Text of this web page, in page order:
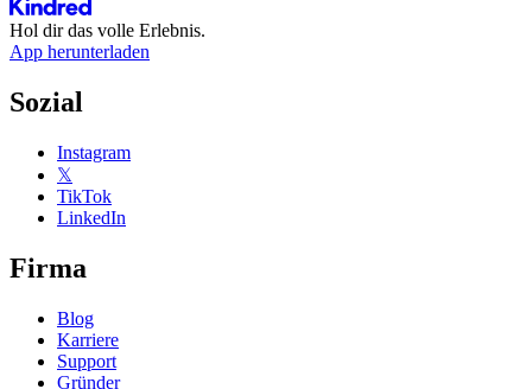
Hol dir das volle Erlebnis.
App herunterladen
Sozial
Instagram
𝕏
TikTok
LinkedIn
Firma
Blog
Karriere
Support
Gründer